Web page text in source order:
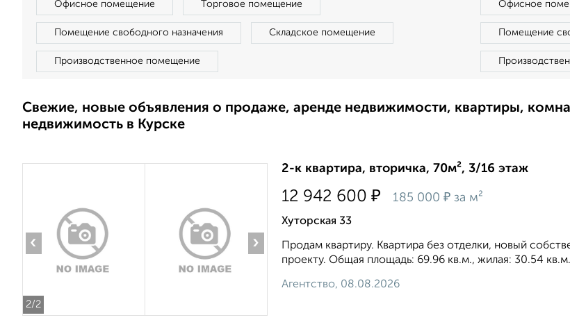
Офисное помещение Торговое помещение
Помещение свободного назначения Складское помещение
Производственное помещение
Офисное
Помещение
Свежие, новые объявления о продаже, аренде недвижимости, квартиры,
недвижимость в Курске
2/2
‹ ›
2-к квартира, вторичка, 70м², 3/16 этаж
12 942 600 ₽ 185 000 ₽ за м²
Хуторская 33
Продам квартиру. Квартира без отделки, новый
проекту. Общая площадь: 69.96 кв.м., жилая: 30.54
Агентство, 08.08.2026